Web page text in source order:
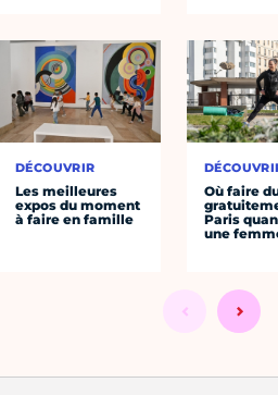
DÉCOUVRIR
Les meilleures
expos du moment
à faire en famille
Où faire
Paris
une